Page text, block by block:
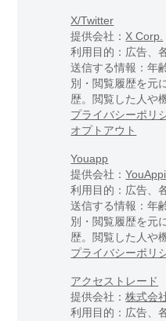
X/Twitter
提供会社： X Corp.
利用目的：広告、
送信する情報：年
別・閲覧履歴を元
歴。閲覧した人や
プライバシーポリ
オプトアウト
Youapp
提供会社：
利用目的：広告、
送信する情報：年
別・閲覧履歴を元
歴。閲覧した人や
プライバシーポリ
アクセストレード
提供会社：株式会
利用目的：広告、